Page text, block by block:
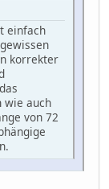
einfach
korrekter
wie auch
von 72